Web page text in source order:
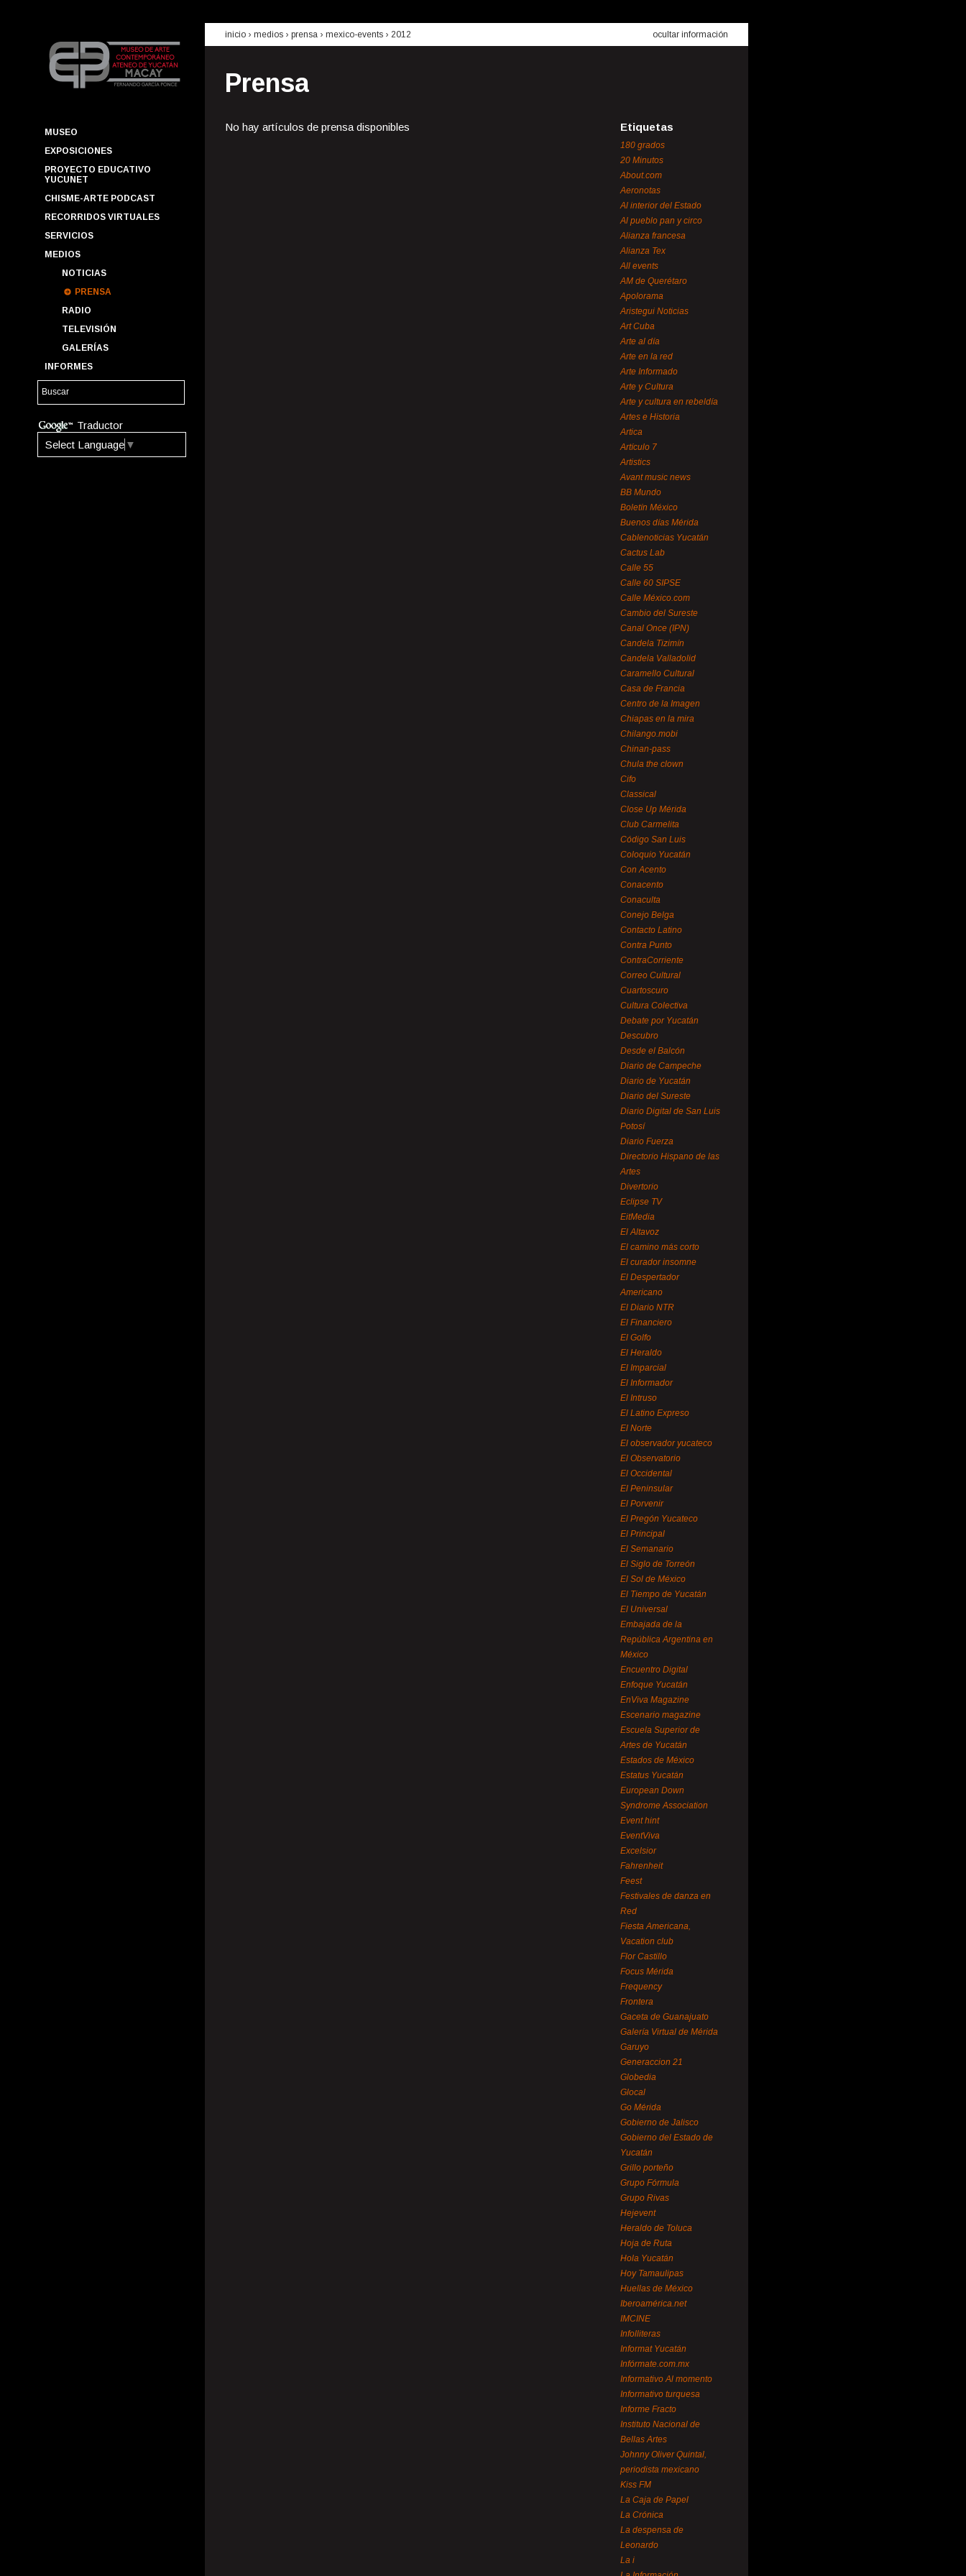
MUSEO
EXPOSICIONES
PROYECTO EDUCATIVO
YUCUNET
CHISME-ARTE PODCAST
RECORRIDOS VIRTUALES
SERVICIOS
MEDIOS
NOTICIAS
PRENSA
RADIO
TELEVISIÓN
GALERÍAS
INFORMES
Traductor
Select Language ▼
inicio › medios › prensa › mexico-events › 2012 ocultar información
Prensa
No hay artículos de prensa disponibles Etiquetas
180 grados
20 Minutos
About.com
Aeronotas
Al interior del Estado
Al pueblo pan y circo
Alianza francesa
Alianza Tex
All events
AM de Querétaro
Apolorama
Aristegui Noticias
Art Cuba
Arte al día
Arte en la red
Arte Informado
Arte y Cultura
Arte y cultura en rebeldía
Artes e Historia
Artica
Artículo 7
Artistics
Avant music news
BB Mundo
Boletín México
Buenos días Mérida
Cablenoticias Yucatán
Cactus Lab
Calle 55
Calle 60 SIPSE
Calle México.com
Cambio del Sureste
Canal Once (IPN)
Candela Tizimín
Candela Valladolid
Caramello Cultural
Casa de Francia
Centro de la Imagen
Chiapas en la mira
Chilango.mobi
Chinan-pass
Chula the clown
Cifo
Classical
Close Up Mérida
Club Carmelita
Código San Luis
Coloquio Yucatán
Con Acento
Conacento
Conaculta
Conejo Belga
Contacto Latino
Contra Punto
ContraCorriente
Correo Cultural
Cuartoscuro
Cultura Colectiva
Debate por Yucatán
Descubro
Desde el Balcón
Diario de Campeche
Diario de Yucatán
Diario del Sureste
Diario Digital de San Luis
Potosí
Diario Fuerza
Directorio Hispano de las
Artes
Divertorio
Eclipse TV
EitMedia
El Altavoz
El camino más corto
El curador insomne
El Despertador
Americano
El Diario NTR
El Financiero
El Golfo
El Heraldo
El Imparcial
El Informador
El Intruso
El Latino Expreso
El Norte
El observador yucateco
El Observatorio
El Occidental
El Peninsular
El Porvenir
El Pregón Yucateco
El Principal
El Semanario
El Siglo de Torreón
El Sol de México
El Tiempo de Yucatán
El Universal
Embajada de la
República Argentina en
México
Encuentro Digital
Enfoque Yucatán
EnViva Magazine
Escenario magazine
Escuela Superior de
Artes de Yucatán
Estados de México
Estatus Yucatán
European Down
Syndrome Association
Event hint
EventViva
Excelsior
Fahrenheit
Feest
Festivales de danza en
Red
Fiesta Americana,
Vacation club
Flor Castillo
Focus Mérida
Frequency
Frontera
Gaceta de Guanajuato
Galería Virtual de Mérida
Garuyo
Generaccion 21
Globedia
Glocal
Go Mérida
Gobierno de Jalisco
Gobierno del Estado de
Yucatán
Grillo porteño
Grupo Fórmula
Grupo Rivas
Hejevent
Heraldo de Toluca
Hoja de Ruta
Hola Yucatán
Hoy Tamaulipas
Huellas de México
Iberoamérica.net
IMCINE
Infolliteras
Informat Yucatán
Infórmate.com.mx
Informativo Al momento
Informativo turquesa
Informe Fracto
Instituto Nacional de
Bellas Artes
Johnny Oliver Quintal,
periodista mexicano
Kiss FM
La Caja de Papel
La Crónica
La despensa de
Leonardo
La i